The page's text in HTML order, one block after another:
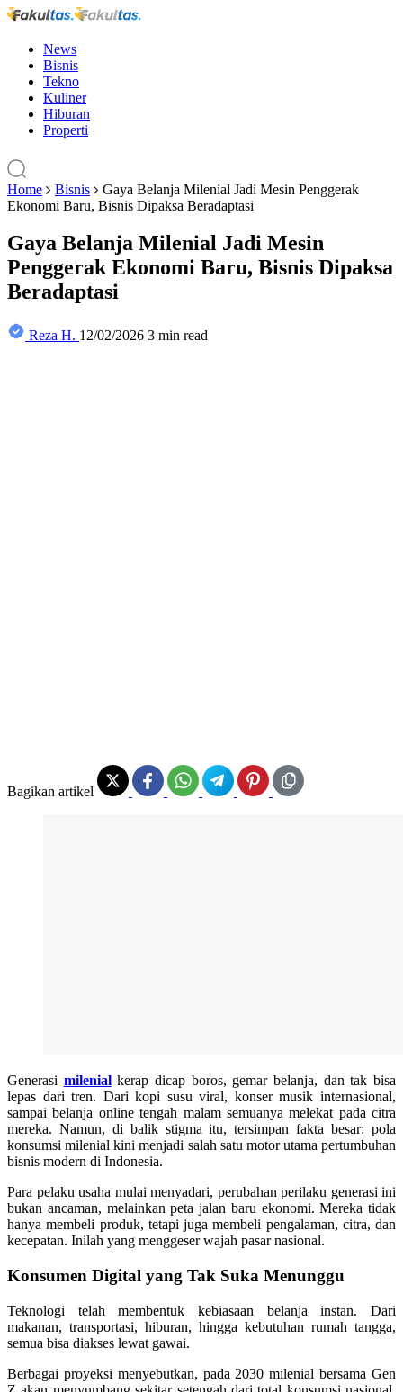
News
Bisnis
Tekno
Kuliner
Hiburan
Properti
Home Bisnis
Gaya Belanja Milenial Jadi Mesin Penggerak
Ekonomi Baru, Bisnis Dipaksa Beradaptasi
Gaya Belanja Milenial Jadi Mesin
Penggerak Ekonomi Baru, Bisnis Dipaksa
Beradaptasi
Reza H. 12/02/2026 3 min read
Bagikan artikel
Generasi milenialkerap dicap boros, gemar belanja, dan tak bisa
lepas dari tren. Dari kopi susu viral, konser musik internasional,
sampai belanja online tengah malam semuanya melekat pada citra
mereka. Namun, di balik stigma itu, tersimpan fakta besar: pola
konsumsi milenial kini menjadi salah satu motor utama pertumbuhan
bisnis modern di Indonesia.
Para pelaku usaha mulai menyadari, perubahan perilaku generasi ini
bukan ancaman, melainkan peta jalan baru ekonomi. Mereka tidak
hanya membeli produk, tetapi juga membeli pengalaman, citra, dan
kecepatan. Inilah yang menggeser wajah pasar nasional.
Konsumen Digital yang Tak Suka Menunggu
Teknologi telah membentuk kebiasaan belanja instan. Dari
makanan, transportasi, hiburan, hingga kebutuhan rumah tangga,
semua bisa diakses lewat gawai.
Berbagai proyeksi menyebutkan, pada 2030 milenial bersama Gen